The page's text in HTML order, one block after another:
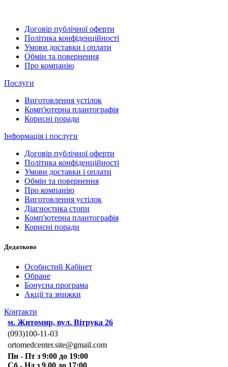
Договір публічної оферти
Політика конфіденційності
Умови доставки і оплати
Обмін та повернення
Про компанію
Послуги
Виготовлення устілок
Комп'ютерна плантографія
Корисні поради
Інформація і послуги
Договір публічної оферти
Політика конфіденційності
Умови доставки і оплати
Обмін та повернення
Про компанію
Виготовлення устілок
Діагностика стопи
Комп'ютерна плантографія
Корисні поради
Додатково
Особистий Кабінет
Обране
Бонусна програма
Акції та знижки
Контакти
м. Житомир, вул. Вітрука 26
(093)100-11-03
ortomedcenter.site@gmail.com
Пн - Пт з 9:00 до 19:00
Сб - Нд з 9.00 до 17:00